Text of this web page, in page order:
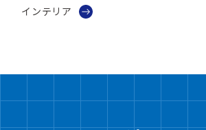
インテリア